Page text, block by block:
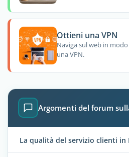
Ottieni una VPN
Naviga sul web in
una VPN.
Argomenti del forum
La qualità del servizio clienti in